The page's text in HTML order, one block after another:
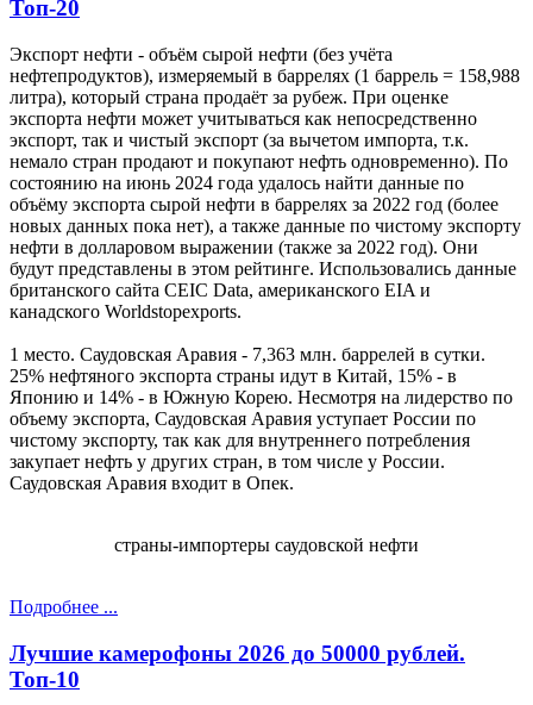
Топ-20
Экспорт нефти - объём сырой нефти (без учёта
нефтепродуктов), измеряемый в баррелях (1 баррель = 158,988
литра), который страна продаёт за рубеж. При оценке
экспорта нефти может учитываться как непосредственно
экспорт, так и чистый экспорт (за вычетом импорта, т.к.
немало стран продают и покупают нефть одновременно). По
состоянию на июнь 2024 года удалось найти данные по
объёму экспорта сырой нефти в баррелях за 2022 год (более
новых данных пока нет), а также данные по чистому экспорту
нефти в долларовом выражении (также за 2022 год). Они
будут представлены в этом рейтинге. Использовались данные
британского сайта CEIC Data, американского EIA и
канадского Worldstopexports.
1 место. Саудовская Аравия - 7,363 млн. баррелей в сутки.
25% нефтяного экспорта страны идут в Китай, 15% - в
Японию и 14% - в Южную Корею. Несмотря на лидерство по
объему экспорта, Саудовская Аравия уступает России по
чистому экспорту, так как для внутреннего потребления
закупает нефть у других стран, в том числе у России.
Саудовская Аравия входит в Опек.
страны-импортеры саудовской нефти
Подробнее ...
Лучшие камерофоны 2026 до 50000 рублей.
Топ-10